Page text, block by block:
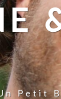
Petit